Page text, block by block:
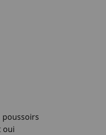
poussoirs
oui